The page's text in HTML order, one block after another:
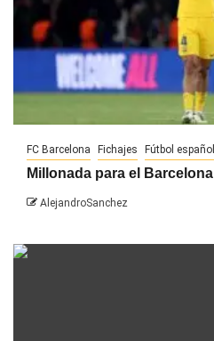
FC Barcelona Fichajes Fútbol español
Millonada para el Barcelona
AlejandroSanchez